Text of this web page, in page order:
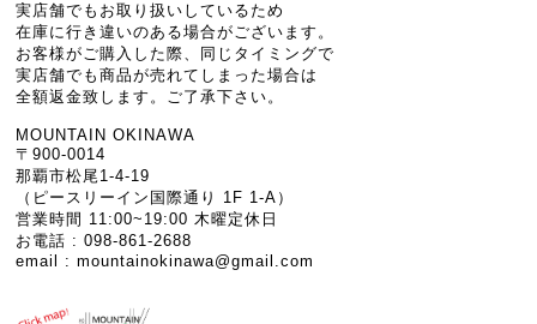
実店舗でもお取り扱いしているため
在庫に行き違いのある場合がございます。
お客様がご購入した際、同じタイミングで
実店舗でも商品が売れてしまった場合は
全額返金致します。ご了承下さい。
MOUNTAIN OKINAWA
〒900-0014
那覇市松尾1-4-19
（ピースリーイン国際通り 1F 1-A）
営業時間 11:00~19:00 木曜定休日
お電話 : 098-861-2688
email :mountainokinawa@gmail.com